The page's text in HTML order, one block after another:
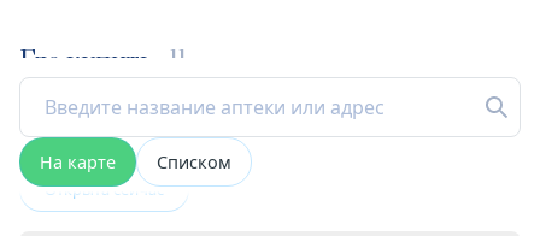
Где купить 11
На карте Списком
Открыта сейчас